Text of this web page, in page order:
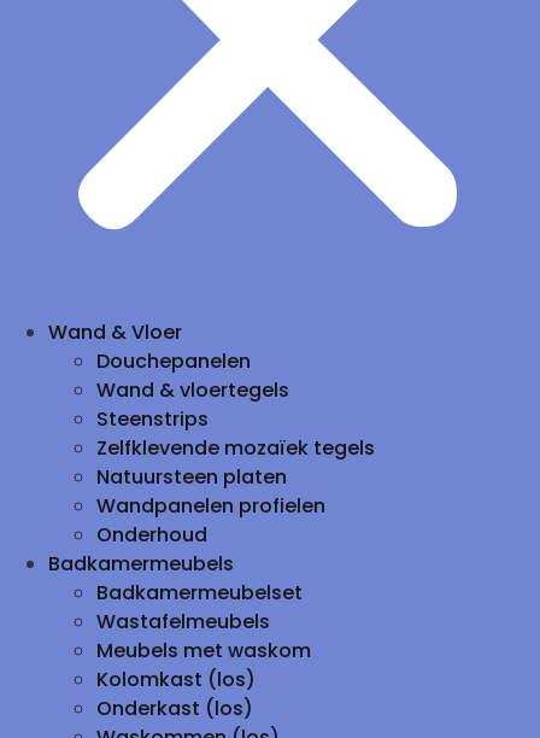
Wand & Vloer
Douchepanelen
Wand & vloertegels
Steenstrips
Zelfklevende mozaïek tegels
Natuursteen platen
Wandpanelen profielen
Onderhoud
Badkamermeubels
Badkamermeubelset
Wastafelmeubels
Meubels met waskom
Kolomkast (los)
Onderkast (los)